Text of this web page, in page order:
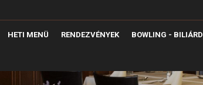
HETI MENÜ RENDEZVÉNYEK BOWLING - BILIÁRD